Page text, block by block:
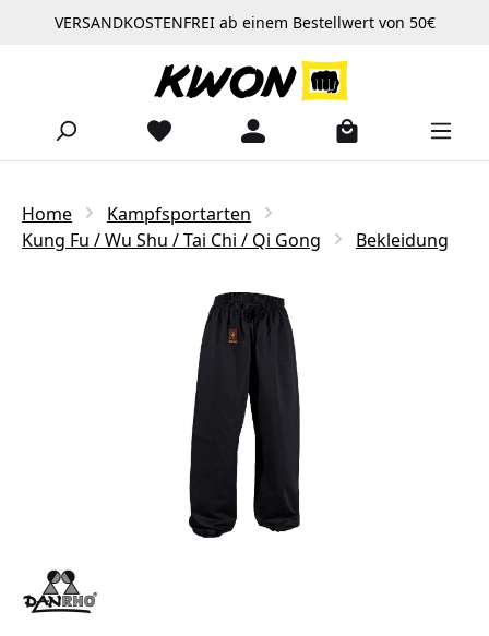
Zum Hauptinhalt springen
VERSANDKOSTENFREI ab einem Bestellwert von 50€
Home
Kampfsportarten
Kung Fu / Wu Shu / Tai Chi / Qi Gong
Bekleidung
Bildergalerie überspringen